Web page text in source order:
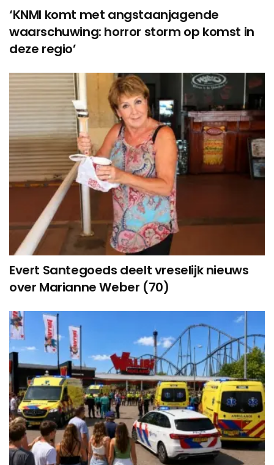
‘KNMI komt met angstaanjagende
waarschuwing: horror storm op komst in
deze regio’
Evert Santegoeds deelt vreselijk nieuws
over Marianne Weber (70)